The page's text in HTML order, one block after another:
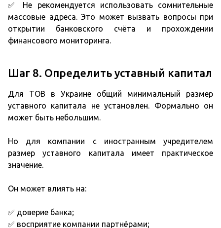
✅ Не рекомендуется использовать сомнительные
массовые адреса. Это может вызвать вопросы при
открытии банковского счёта и прохождении
финансового мониторинга.
Шаг 8. Определить уставный капитал
Для ТОВ в Украине общий минимальный размер
уставного капитала не установлен. Формально он
может быть небольшим.
Но для компании с иностранным учредителем
размер уставного капитала имеет практическое
значение.
Он может влиять на:
✅ доверие банка;
✅ восприятие компании партнёрами;